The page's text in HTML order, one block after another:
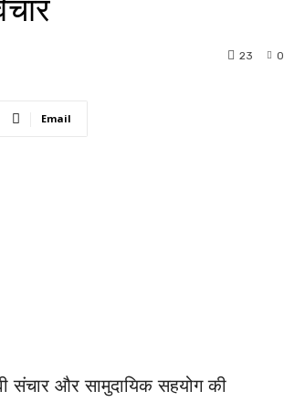
0
23
Email
संचार और सामुदायिक सहयोग की